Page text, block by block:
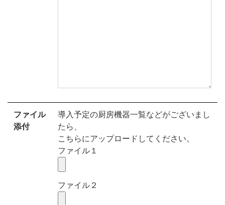
ファイル
添付
導入予定の厨房機器一覧などがございまし
たら、
こちらにアップロードしてください。
ファイル１
ファイル２